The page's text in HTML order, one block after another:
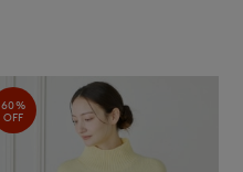
60%
OFF